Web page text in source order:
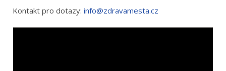
Kontakt pro dotazy: info@zdravamesta.cz